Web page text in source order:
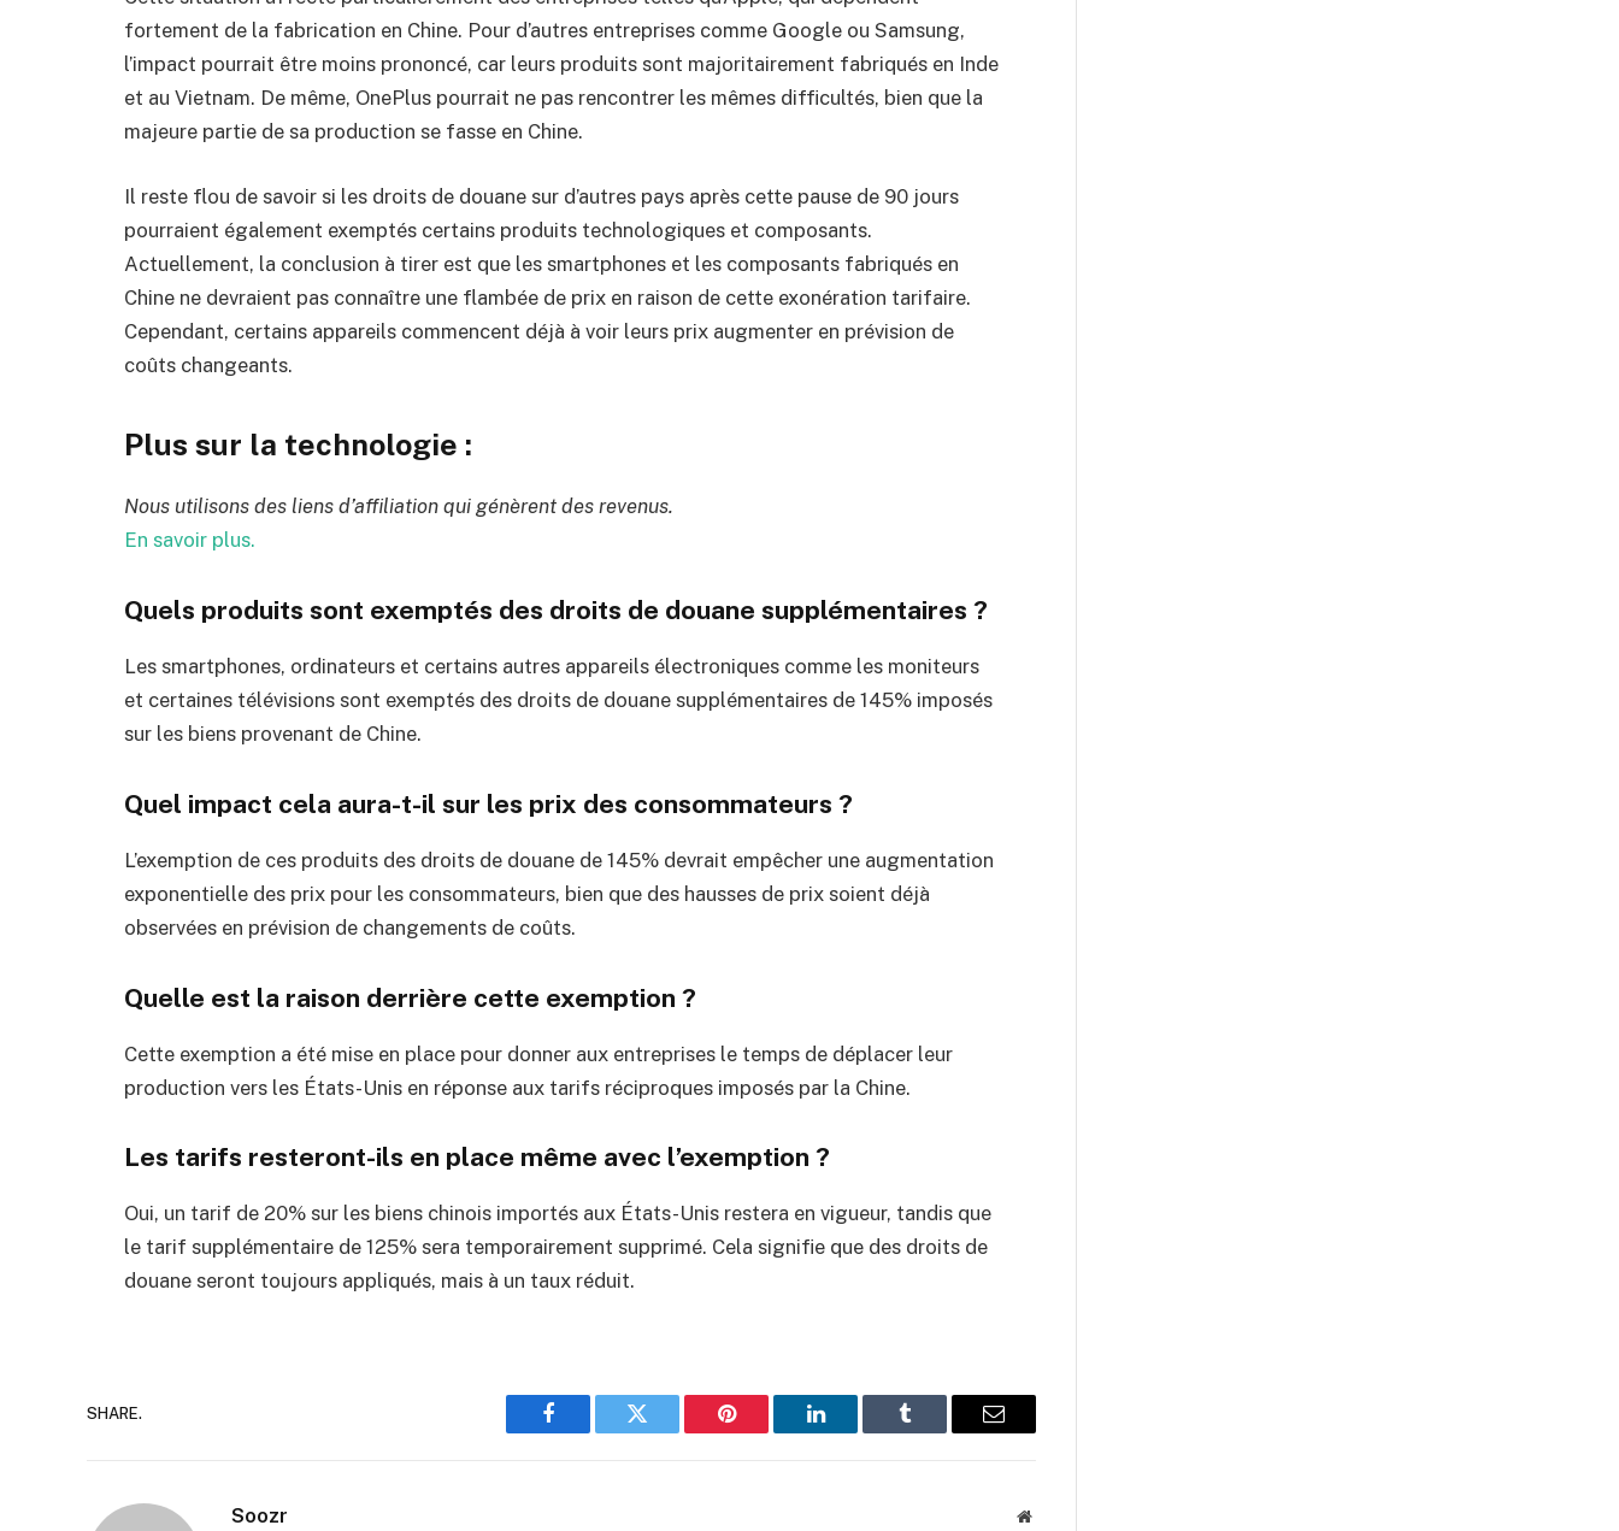
fortement de la fabrication en Chine. Pour d’autres entreprises comme Google ou Samsung,
l’impact pourrait être moins prononcé, car leurs produits sont majoritairement fabriqués en Inde
et au Vietnam. De même, OnePlus pourrait ne pas rencontrer les mêmes difficultés, bien que la
majeure partie de sa production se fasse en Chine.
Il reste flou de savoir si les droits de douane sur d’autres pays après cette pause de 90 jours
pourraient également exemptés certains produits technologiques et composants.
Actuellement, la conclusion à tirer est que les smartphones et les composants fabriqués en
Chine ne devraient pas connaître une flambée de prix en raison de cette exonération tarifaire.
Cependant, certains appareils commencent déjà à voir leurs prix augmenter en prévision de
coûts changeants.
Plus sur la technologie :
Nous utilisons des liens d’affiliation qui génèrent des revenus.
En savoir plus.
Quels produits sont exemptés des droits de douane supplémentaires ?
Les smartphones, ordinateurs et certains autres appareils électroniques comme les moniteurs
et certaines télévisions sont exemptés des droits de douane supplémentaires de 145% imposés
sur les biens provenant de Chine.
Quel impact cela aura-t-il sur les prix des consommateurs ?
L’exemption de ces produits des droits de douane de 145% devrait empêcher une augmentation
exponentielle des prix pour les consommateurs, bien que des hausses de prix soient déjà
observées en prévision de changements de coûts.
Quelle est la raison derrière cette exemption ?
Cette exemption a été mise en place pour donner aux entreprises le temps de déplacer leur
production vers les États-Unis en réponse aux tarifs réciproques imposés par la Chine.
Les tarifs resteront-ils en place même avec l’exemption ?
Oui, un tarif de 20% sur les biens chinois importés aux États-Unis restera en vigueur, tandis que
le tarif supplémentaire de 125% sera temporairement supprimé. Cela signifie que des droits de
douane seront toujours appliqués, mais à un taux réduit.
SHARE.
Facebook Twitter Pinterest LinkedIn Tumblr Email
Soozr Website